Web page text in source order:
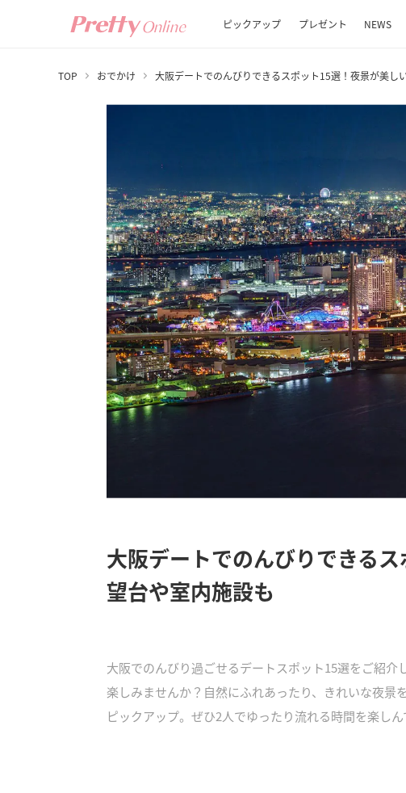
ピックアップ プレゼント NEWS
TOP おでかけ 大阪デートでのんびりできるスポット15選！夜景が美し
大阪デートでのんびりできる
望台や室内施設も
大阪でのんびり過ごせるデートスポット15選をご紹
楽しみませんか？自然にふれあったり、きれいな夜景
ピックアップ。ぜひ2人でゆったり流れる時間を楽し